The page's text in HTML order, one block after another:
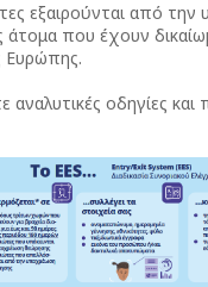
εξαιρούνται από
που έχουν
Ευρώπης.
αναλυτικές οδηγίες και